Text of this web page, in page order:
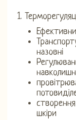
1.
назовні
шкіри